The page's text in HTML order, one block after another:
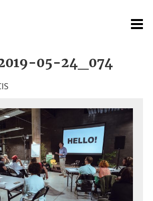
05-24_074